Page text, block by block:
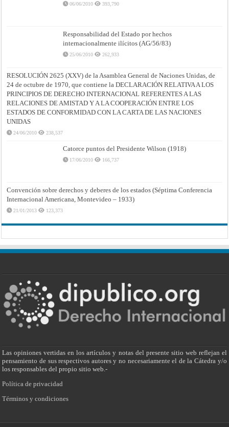
06/06/2010 393,790
Responsabilidad del Estado por hechos
internacionalmente ilícitos (AG/56/83)
25/06/2010 262,933
RESOLUCIÓN 2625 (XXV) de la Asamblea General de Naciones Unidas, de
24 de octubre de 1970, que contiene la DECLARACIÓN RELATIVA A LOS
PRINCIPIOS DE DERECHO INTERNACIONAL REFERENTES A LAS
RELACIONES DE AMISTAD Y A LA COOPERACIÓN ENTRE LOS
ESTADOS DE CONFORMIDAD CON LA CARTA DE LAS NACIONES
UNIDAS
24/06/2010 238,537
Catorce puntos del Presidente Wilson (1918)
17/06/2010 166,737
Convención sobre derechos y deberes de los estados (Séptima Conferencia
Internacional Americana, Montevideo – 1933)
21/01/2013 123,373
Las opiniones vertidas en los artículos y notas del presente sitio web reflejan el
pensamiento de sus respectivos autores y no necesariamente el de la Cátedra y/o
los responsables del propio sitio web.-
Política de privacidad
Términos y condiciones